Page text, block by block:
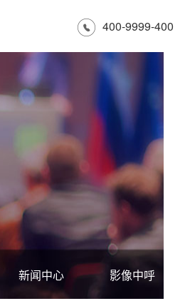
400-9999-400
新闻中心 影像中呼